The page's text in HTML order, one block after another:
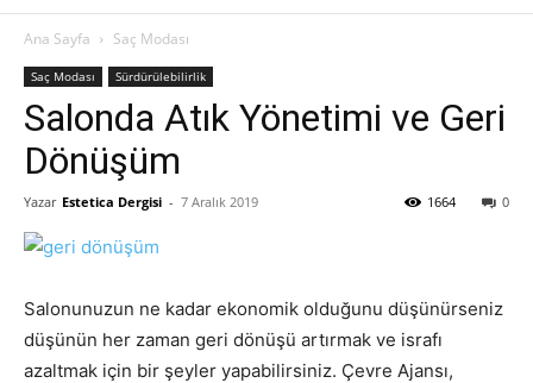
Ana Sayfa Saç Modası
Saç Modası Sürdürülebilirlik
Salonda Atık Yönetimi ve Geri
Dönüşüm
Yazar Estetica Dergisi - 7 Aralık 2019 0
1664
Salonunuzun ne kadar ekonomik olduğunu düşünürseniz
düşünün her zaman geri dönüşü artırmak ve israfı
azaltmak için bir şeyler yapabilirsiniz. Çevre Ajansı,